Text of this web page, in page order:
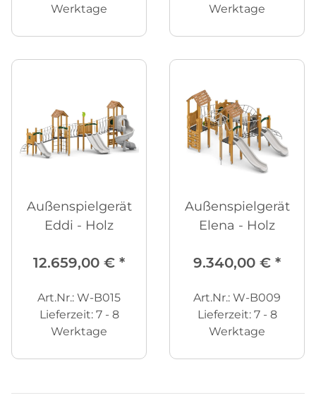
Werktage
Werktage
Außenspielgerät
Eddi - Holz
12.659,00 € *
Art.Nr.: W-B015
Lieferzeit: 7 - 8
Werktage
Außenspielgerät
Elena - Holz
9.340,00 € *
Art.Nr.: W-B009
Lieferzeit: 7 - 8
Werktage